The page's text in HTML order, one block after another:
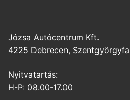
Józsa Autócentrum Kft.
4225 Debrecen,
Nyitvatartás:
H-P: 08.00-17.00